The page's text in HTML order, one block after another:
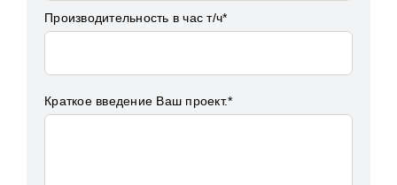
Производительность в час т/ч*
Краткое введение Ваш проект.*